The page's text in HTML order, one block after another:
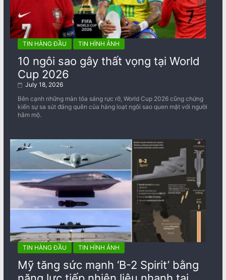
TIN HÀNG ĐẦU TIN HÌNH ẢNH
10 ngôi sao gây thất vọng tại World
Cup 2026
July 18, 2026
Bên cạnh những màn tỏa sáng rực rỡ, World Cup 2026 cũng chứng
kiến sự sa sút đáng quên của hàng loạt ngôi sao quen mặt với người
hâm mộ.
TIN HÀNG ĐẦU TIN HÌNH ẢNH
Mỹ tăng sức mạnh ‘B-2 Spirit’ bằng